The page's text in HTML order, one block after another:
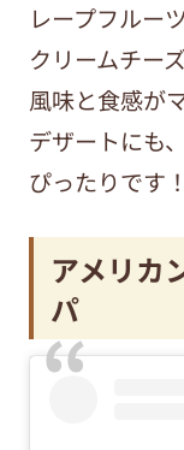
レープフルー
クリームチー
風味と食感が
デザートにも
ぴったりです！
アメリカ
パ